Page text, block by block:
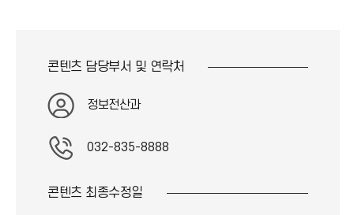
콘텐츠 담당부서 및 연락처
정보전산과
032-835-8888
콘텐츠 최종수정일